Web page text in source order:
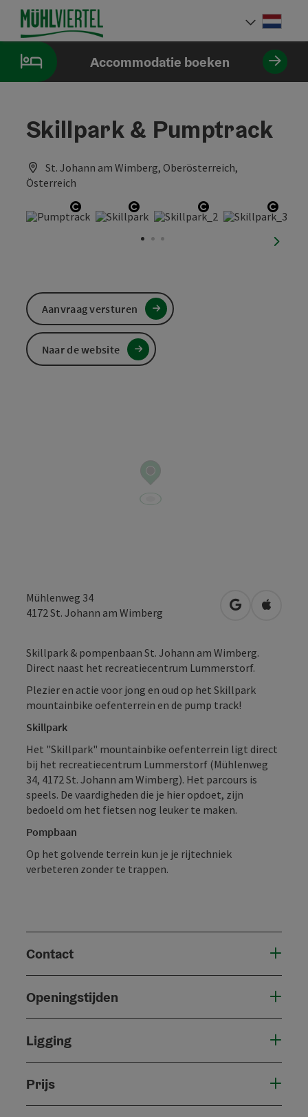
InhoudAccesskey
[0]
NavigatieAccesskey
[1]
PaginabeginAccesskey
[2]
Accommodatie boeken
Skillpark & Pumptrack
St. Johann am Wimberg, Oberösterreich,
Österreich
Start CopyrightStart CopyrightStart CopyrightStart
Mühlenweg 34
4172 St. Johann am Wimberg Openen in
Skillpark & pompenbaan St. Johann am Wimberg.
Direct naast het recreatiecentrum Lummerstorf.
Plezier en actie voor jong en oud op het Skillpark
mountainbike oefenterrein en de pump track!
Skillpark
Het "Skillpark" mountainbike oefenterrein ligt direct
bij het recreatiecentrum Lummerstorf (Mühlenweg
34, 4172 St. Johann am Wimberg). Het parcours is
speels. De vaardigheden die je hier opdoet, zijn
bedoeld om het fietsen nog leuker te maken.
Pompbaan
Op het golvende terrein kun je je rijtechniek
verbeteren zonder te trappen.
Contact
Openingstijden
Ligging
Prijs
Aanvraag versturen
Naar de website